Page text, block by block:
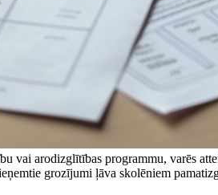
arodizglītības programmu, varēs
grozījumi ļāva skolēniem